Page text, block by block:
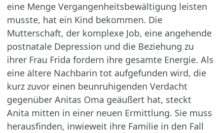
eine Menge Vergangenheitsbewältigung leisten
musste, hat ein Kind bekommen. Die
Mutterschaft, der komplexe Job, eine angehende
postnatale Depression und die Beziehung zu
ihrer Frau Frida fordern ihre gesamte Energie. Als
eine ältere Nachbarin tot aufgefunden wird, die
kurz zuvor einen beunruhigenden Verdacht
gegenüber Anitas Oma geäußert hat, steckt
Anita mitten in einer neuen Ermittlung. Sie muss
herausfinden, inwieweit ihre Familie in den Fall